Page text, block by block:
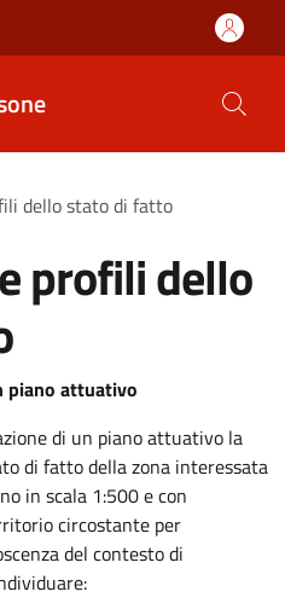
dello stato di fatto
profili dello
piano attuativo
di un piano attuativo la
di fatto della zona interessata
in scala 1:500 e con
circostante per
del contesto di